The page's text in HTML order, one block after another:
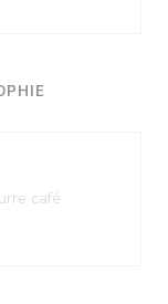
café